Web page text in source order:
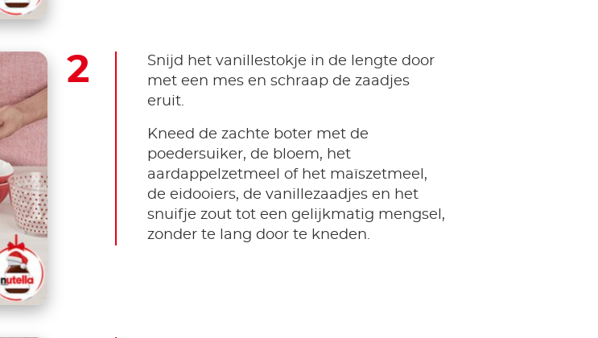
Snijd het vanillestokje in de lengte door
met een mes en schraap de zaadjes
eruit.
Kneed de zachte boter met de
poedersuiker, de bloem, het
aardappelzetmeel of het maïszetmeel,
de eidooiers, de vanillezaadjes en het
snuifje zout tot een gelijkmatig mengsel,
zonder te lang door te kneden.